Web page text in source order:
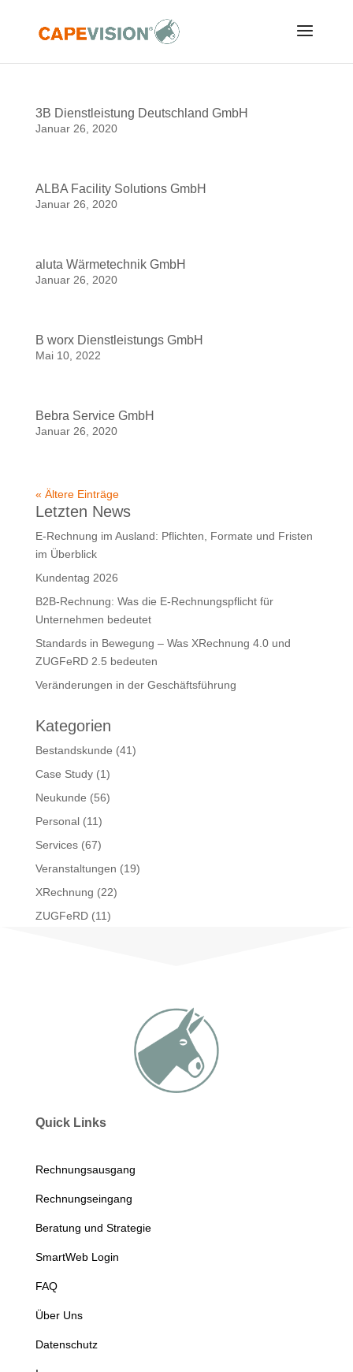
3B Dienstleistung Deutschland GmbH
Januar 26, 2020
ALBA Facility Solutions GmbH
Januar 26, 2020
aluta Wärmetechnik GmbH
Januar 26, 2020
B worx Dienstleistungs GmbH
Mai 10, 2022
Bebra Service GmbH
Januar 26, 2020
« Ältere Einträge
Letzten News
E-Rechnung im Ausland: Pflichten, Formate und Fristen
im Überblick
Kundentag 2026
B2B-Rechnung: Was die E-Rechnungspflicht für
Unternehmen bedeutet
Standards in Bewegung – Was XRechnung 4.0 und
ZUGFeRD 2.5 bedeuten
Veränderungen in der Geschäftsführung
Kategorien
Bestandskunde (41)
Case Study(1)
Neukunde (56)
Personal(11)
Services(67)
Veranstaltungen (19)
XRechnung (22)
ZUGFeRD(11)
Quick Links
Rechnungsausgang
Rechnungseingang
Beratung und Strategie
SmartWeb Login
FAQ
Über Uns
Datenschutz